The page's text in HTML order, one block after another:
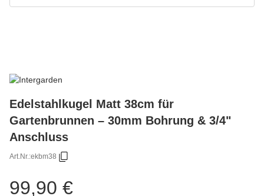
Edelstahlkugel Matt 38cm für
Gartenbrunnen – 30mm Bohrung & 3/4"
Anschluss
Art.Nr.:ekbm38
99,90 €